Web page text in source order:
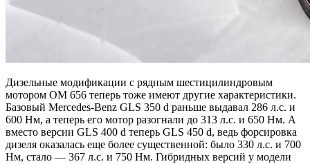
Дизельные модификации с рядным шестицилиндровым
мотором OM 656 теперь тоже имеют другие характеристики.
Базовый Mercedes-Benz GLS 350 d раньше выдавал 286 л.с. и
600 Нм, а теперь его мотор разогнали до 313 л.с. и 650 Нм. А
вместо версии GLS 400 d теперь GLS 450 d, ведь форсировка
дизеля оказалась еще более существенной: было 330 л.с. и 700
Нм, стало — 367 л.с. и 750 Нм. Гибридных версий у модели